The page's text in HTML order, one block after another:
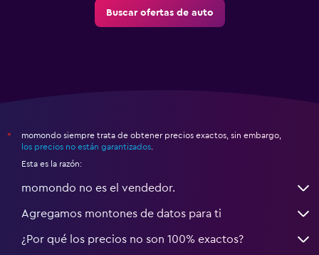
Buscar ofertas de auto
*
momondo siempre trata de obtener precios exactos, sin embargo,
los precios no están garantizados.
Esta es la razón:
momondo no es el vendedor.
Agregamos montones de datos para ti
¿Por qué los precios no son 100% exactos?